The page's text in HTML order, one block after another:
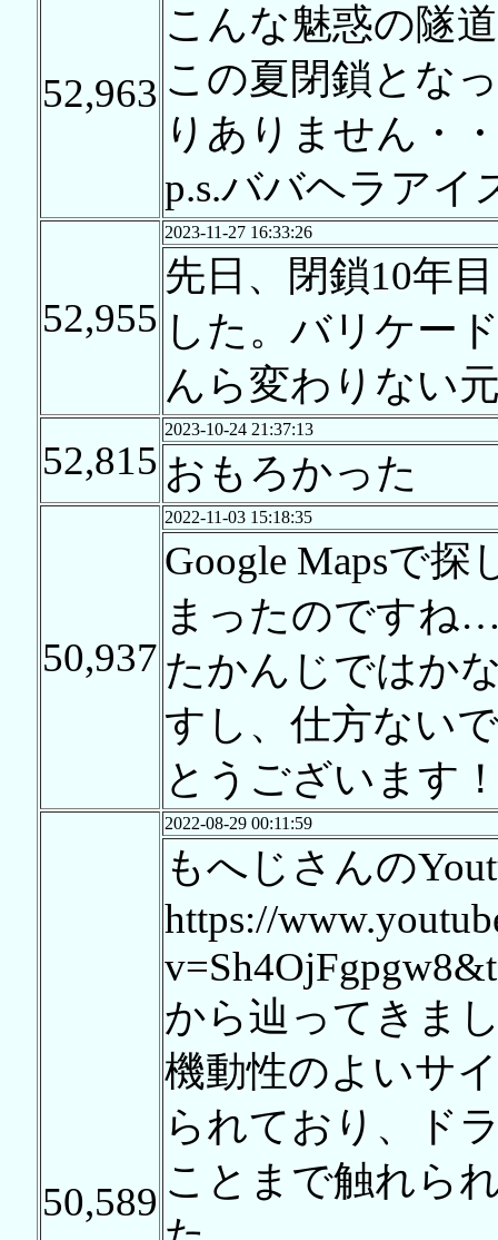
52,963
こんな魅惑の隧
この夏閉鎖とな
りありません・
p.s.ババヘラアイ
52,955
2023-11-27 16:33:26
先日、閉鎖10年
した。バリケー
んら変わりない
52,815
2023-10-24 21:37:13
おもろかった
50,937
2022-11-03 15:18:35
Google Mapsで
まったのですね
たかんじではか
すし、仕方ない
とうございます
50,589
2022-08-29 00:11:59
もへじさんの
https://
から辿ってきま
機動性のよいサ
られており、ド
ことまで触れら